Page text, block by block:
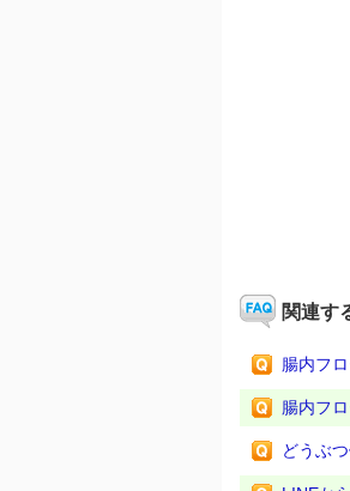
関連す
腸内フ
腸内フ
どうぶ